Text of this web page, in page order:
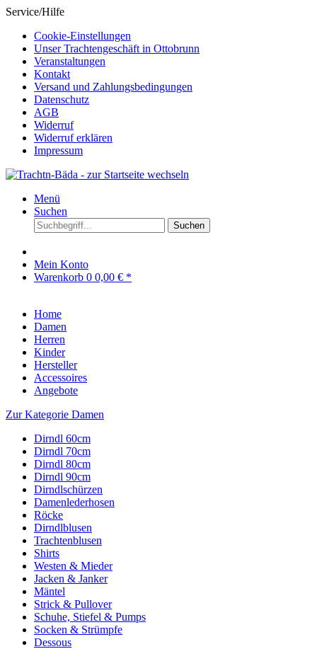
Service/Hilfe
Cookie-Einstellungen
Unser Trachtengeschäft in Ottobrunn
Veranstaltungen
Kontakt
Versand und Zahlungsbedingungen
Datenschutz
AGB
Widerruf
Widerruf erklären
Impressum
Menü
Suchen
Suchen
Mein Konto
Warenkorb 0 0,00 € *
Home
Damen
Herren
Kinder
Hersteller
Accessoires
Angebote
Zur Kategorie Damen
Dirndl 60cm
Dirndl 70cm
Dirndl 80cm
Dirndl 90cm
Dirndlschürzen
Damenlederhosen
Röcke
Dirndlblusen
Trachtenblusen
Shirts
Westen & Mieder
Jacken & Janker
Mäntel
Strick & Pullover
Schuhe, Stiefel & Pumps
Socken & Strümpfe
Dessous